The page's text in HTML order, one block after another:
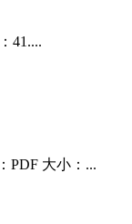
41....
PDF 大小：...